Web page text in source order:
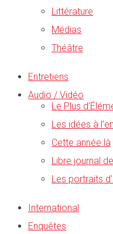
Littérature
Médias
Théâtre
Entretiens
Audio / Vidéo
Le Plus
Les idées à
Cette année là
Libre journal
Les portraits
International
Enquêtes